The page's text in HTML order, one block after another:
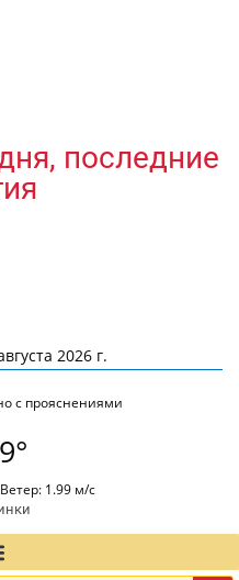
последние
2026 г.
с прояснениями
1.99 м/с